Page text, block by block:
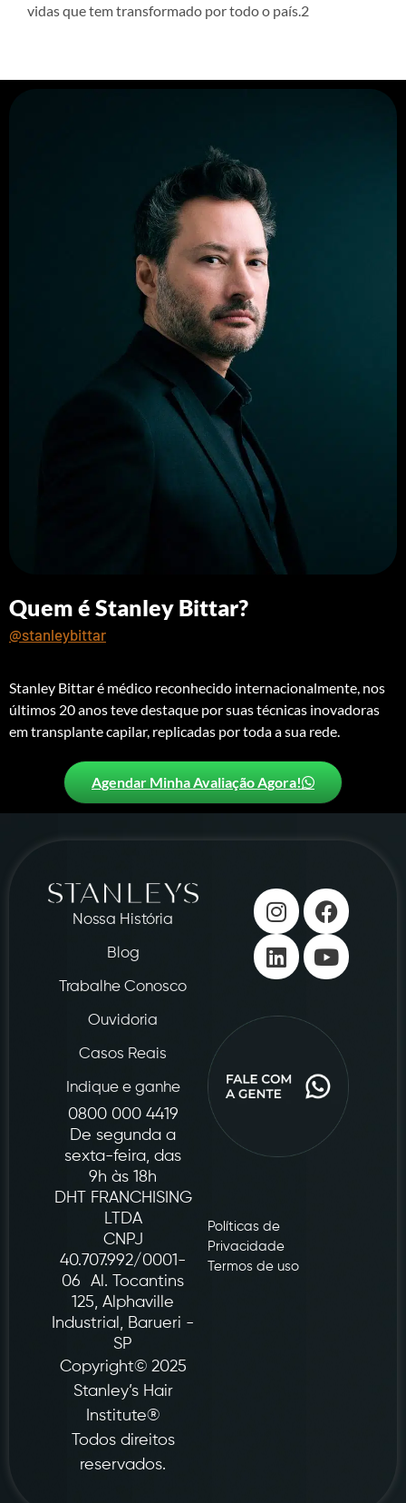
vidas que tem transformado por todo o país.2
Quem é Stanley Bittar?
@stanleybittar
Stanley Bittar é médico reconhecido internacionalmente, nos
últimos 20 anos teve destaque por suas técnicas inovadoras
em transplante capilar, replicadas por toda a sua rede.
Agendar Minha Avaliação Agora!
Nossa História
Blog
Trabalhe Conosco
Ouvidoria
Casos Reais
Indique e ganhe
0800 000 4419
De segunda a
sexta-feira, das
9h às 18h
DHT FRANCHISING
LTDA
CNPJ
40.707.992/0001-
06 Al. Tocantins
125, Alphaville
Industrial, Barueri -
SP
Copyright© 2025
Stanley’s Hair
Institute®
Todos direitos
reservados.
Políticas de
Privacidade
Termos de uso